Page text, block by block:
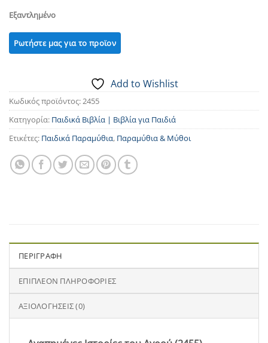
Εξαντλημένο
Add to Wishlist
Κωδικός προϊόντος:2455
Κατηγορία: Παιδικά Βιβλία | Βιβλία για Παιδιά
Ετικέτες: Παιδικά Παραμύθια, Παραμύθια & Μύθοι
ΠΕΡΙΓΡΑΦΉ
ΕΠΙΠΛΈΟΝ ΠΛΗΡΟΦΟΡΊΕΣ
ΑΞΙΟΛΟΓΉΣΕΙΣ (0)